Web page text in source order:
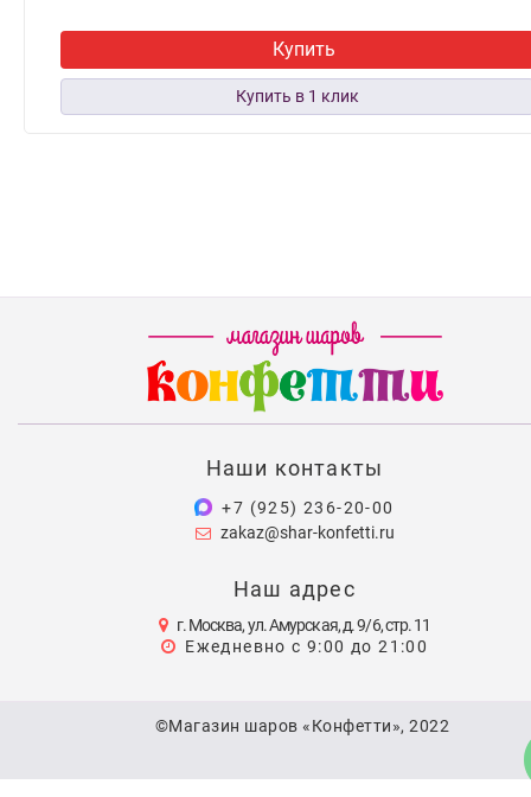
Купить
Наши контакты
+7 (925) 236-20-00
zakaz@shar-konfetti.ru
Наш адрес
г. Москва, ул. Амурская, д. 9/6, стр. 11
Ежедневно с 9:00 до 21:00
©Магазин шаров «Конфетти», 2022